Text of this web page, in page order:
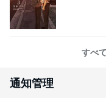
すべ
通知管理